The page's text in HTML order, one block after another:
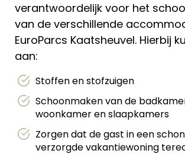
verantwoordelijk voor het
van de verschillende
EuroParcs Kaatsheuvel. Hierbij
aan:
Stoffen en stofzuigen
Schoonmaken van de
woonkamer en slaapkamers
Zorgen dat de gast in een
verzorgde vakantiewoning